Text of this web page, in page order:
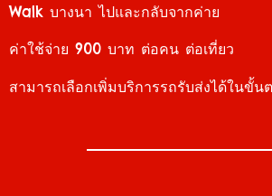
Walk บางนา ไปและกลับจากค่าย
ค่าใช้จ่าย 900 บาท ต่อคน ต่อเที่ยว
สามารถเลือกเพิ่มบริการรถรับส่งได้ในขั้น